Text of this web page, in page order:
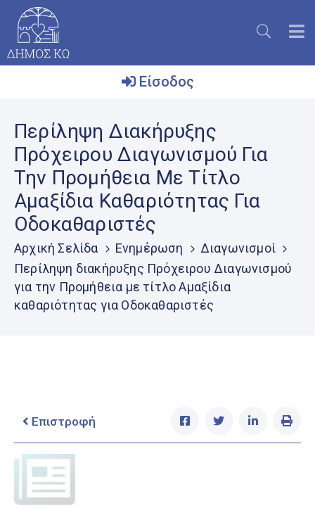
Δήμος
Το
Νησί
Ενημέρωση
Μητρώο
Εθελοντών
Είσοδος
Περίληψη Διακήρυξης
Πρόχειρου Διαγωνισμού Για
Την Προμήθεια Με Τίτλο
Αμαξίδια Καθαριότητας Για
Οδοκαθαριστές
Αρχική Σελίδα Ενημέρωση
Διαγωνισμοί
Περίληψη διακήρυξης Πρόχειρου Διαγωνισμού
για την Προμήθεια με τίτλο Αμαξίδια
καθαριότητας για Οδοκαθαριστές
Επιστροφή